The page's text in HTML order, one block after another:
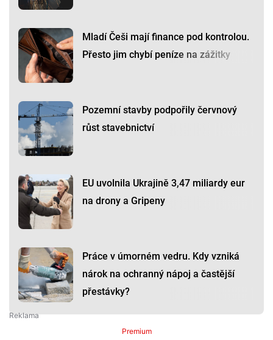
Mladí Češi mají finance pod kontrolou.
Přesto jim chybí peníze na zážitky
Pozemní stavby podpořily červnový
růst stavebnictví
EU uvolnila Ukrajině 3,47 miliardy eur
na drony a Gripeny
Práce v úmorném vedru. Kdy vzniká
nárok na ochranný nápoj a častější
přestávky?
Premium